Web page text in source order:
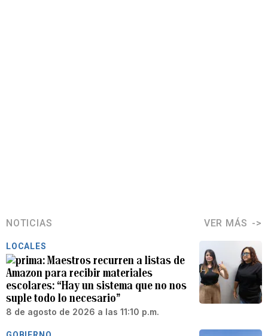
NOTICIAS VER MÁS
LOCALES
Maestros recurren a listas de
Amazon para recibir materiales
escolares: “Hay un sistema que no nos
suple todo lo necesario”
8 de agosto de 2026 a las 11:10 p.m.